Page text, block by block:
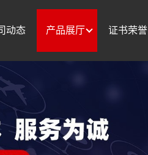
动态 产品展厅 证书荣誉